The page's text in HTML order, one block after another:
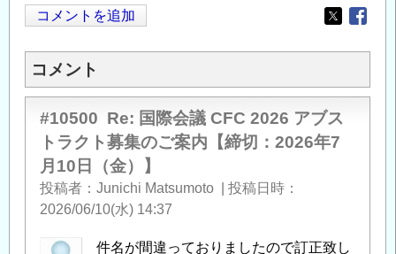
コメントを追加
Opens in
コメント
#10500 Re: 国際会議 CFC 2026 アブス
トラクト募集のご案内【締切：2026年7
月10日（金）】
投稿者 Junichi Matsumoto
投稿日時
2026/06/10(水) 14:37
件名が間違っておりましたので訂正致し